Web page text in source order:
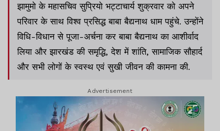
झामुमो के महासचिव सुप्रियो भट्टाचार्य शुक्रवार को अपने
परिवार के साथ विश्व प्रसिद्ध बाबा बैद्यनाथ धाम पहुंचे. उन्होंने
विधि-विधान से पूजा-अर्चना कर बाबा बैद्यनाथ का आशीर्वाद
लिया और झारखंड की समृद्धि, देश में शांति, सामाजिक सौहार्द
और सभी लोगों के स्वस्थ एवं सुखी जीवन की कामना की.
Advertisement